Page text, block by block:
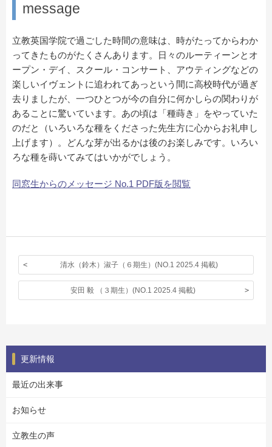
message
立教英国学院で過ごした時間の意味は、時がたってからわか
ってきたものがたくさんあります。日々のルーティーンとオ
ープン・デイ、スクール・コンサート、アウティングなどの
楽しいイヴェントに追われてあっという間に高校時代が過ぎ
去りましたが、一つひとつが今の自分に何かしらの関わりが
あることに驚いています。あの頃は「種蒔き」をやっていた
のだと（いろいろな種をくださった先生方に心からお礼申し
上げます）。どんな芽が出るかは後のお楽しみです。いろい
ろな種を蒔いてみてはいかがでしょう。
同窓生からのメッセージ No.1 PDF版を閲覧
清水（鈴木）淑子（６期生）(NO.1 2025.4 掲載)
安田 毅 （３期生）(NO.1 2025.4 掲載)
更新情報
最近の出来事
お知らせ
立教生の声